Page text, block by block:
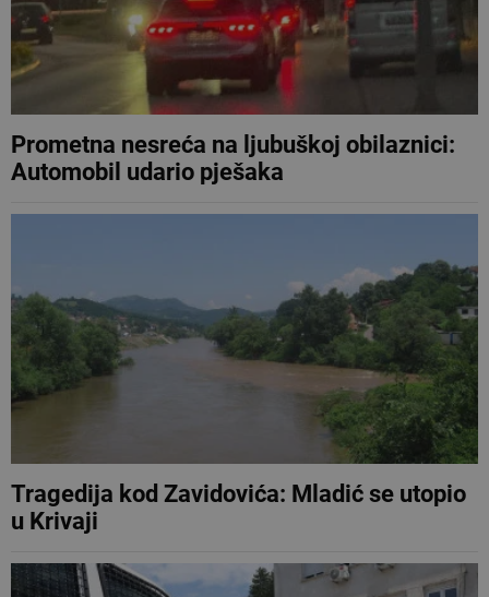
Prometna nesreća na ljubuškoj obilaznici:
Automobil udario pješaka
Tragedija kod Zavidovića: Mladić se utopio
u Krivaji